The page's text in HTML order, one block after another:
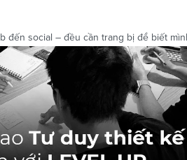
social – đều cần trang bị để biết